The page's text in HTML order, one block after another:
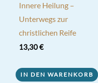
Innere Heilung –
Unterwegs zur
christlichen Reife
13,30€
IN DEN WARENKORB